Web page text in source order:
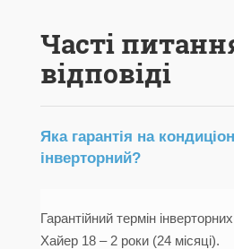
Часті
відповіді
Яка гарантія на
інверторний?
Гарантійний термін
Хайер 18 – 2 роки (24 місяці).